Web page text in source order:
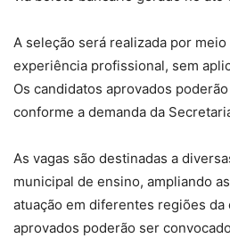
A seleção será realizada por
experiência profissional, sem
Os candidatos aprovados
conforme a demanda da
As vagas são destinadas a
municipal de ensino, ampliando
atuação em diferentes regiões da
aprovados poderão ser